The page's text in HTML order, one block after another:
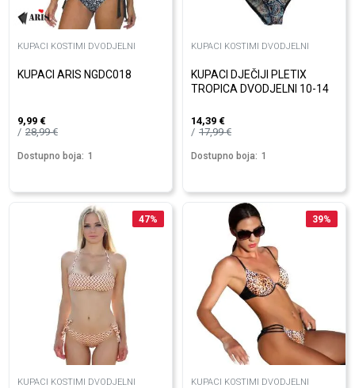
KUPACI KOSTIMI DVODJELNI
KUPACI ARIS NGDC018
9,99 €
28,99€
Dostupno boja: 1
KUPACI KOSTIMI DVODJELNI
KUPACI DJEČIJI PLETIX
TROPICA DVODJELNI 10-14
14,39 €
17,99€
Dostupno boja: 1
47%
KUPACI KOSTIMI DVODJELNI
39%
KUPACI KOSTIMI DVODJELNI